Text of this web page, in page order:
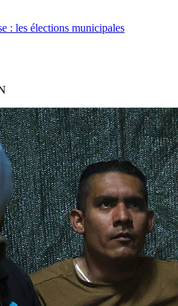
: les élections municipales